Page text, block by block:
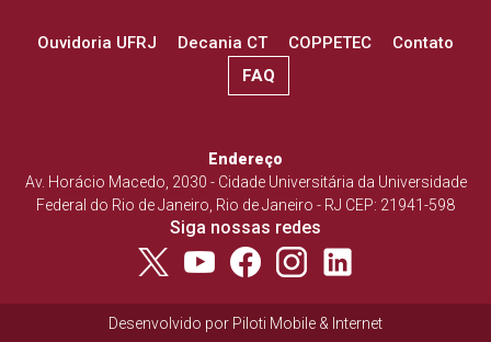
Ouvidoria UFRJ Decania CT COPPETEC
Contato
FAQ
Endereço
Av. Horácio Macedo, 2030 - Cidade Universitária da Universidade
Federal do Rio de Janeiro, Rio de Janeiro - RJ CEP: 21941-598
Siga nossas redes
Desenvolvido por Piloti Mobile & Internet